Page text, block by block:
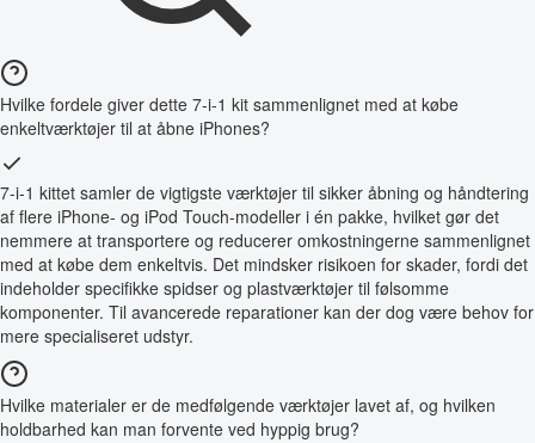
Hvilke fordele giver dette 7-i-1 kit sammenlignet med at købe
enkeltværktøjer til at åbne iPhones?
7-i-1 kittet samler de vigtigste værktøjer til sikker åbning og håndtering
af flere iPhone- og iPod Touch-modeller i én pakke, hvilket gør det
nemmere at transportere og reducerer omkostningerne sammenlignet
med at købe dem enkeltvis. Det mindsker risikoen for skader, fordi det
indeholder specifikke spidser og plastværktøjer til følsomme
komponenter. Til avancerede reparationer kan der dog være behov for
mere specialiseret udstyr.
Hvilke materialer er de medfølgende værktøjer lavet af, og hvilken
holdbarhed kan man forvente ved hyppig brug?